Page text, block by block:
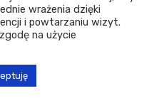
wrażenia dzięki
i powtarzaniu wizyt.
na użycie